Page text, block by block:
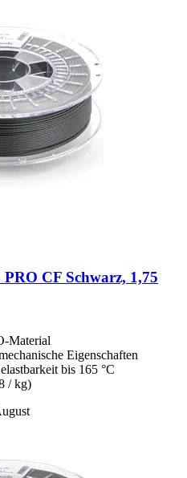
CF Schwarz, 1,75
Material
Eigenschaften
bis 165 °C
/ kg)